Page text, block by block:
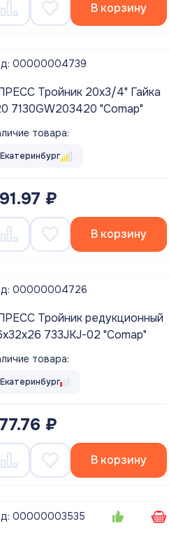
В корзину
00000004739
Тройник 20х3/4" Гайка
7130GW203420 "Comap"
товара:
Екатеринбург
₽
В корзину
00000004726
Тройник редукционный
733JKJ-02 "Comap"
товара:
Екатеринбург
₽
В корзину
00000003535